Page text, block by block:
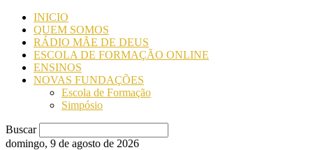
INICIO
QUEM SOMOS
RÁDIO MÃE DE DEUS
ESCOLA DE FORMAÇÃO ONLINE
ENSINOS
NOVAS FUNDAÇÕES
Escola de Formação
Simpósio
Buscar
domingo, 9 de agosto de 2026